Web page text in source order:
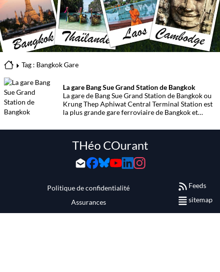
Tag : Bangkok Gare
La gare Bang Sue Grand Station de Bangkok
La gare de Bang Sue Grand Station de Bangkok ou
Krung Thep Aphiwat Central Terminal Station est
la plus grande gare ferroviaire de Bangkok et
THéo COurant
Politique de confidentialité
Assurances
Feeds
sitemap